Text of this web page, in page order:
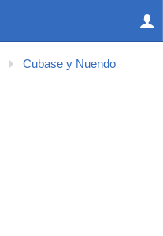
Cubase y Nuendo